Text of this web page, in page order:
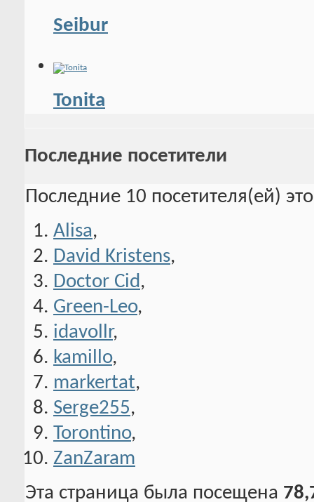
Seibur
Tonita
Последние посетители
Последние 10 посетителя(ей)
Alisa,
David Kristens,
Doctor Cid,
Green-Leo,
idavollr,
kamillo,
markertat,
Serge255,
Torontino,
ZanZaram
Эта страница была посещена